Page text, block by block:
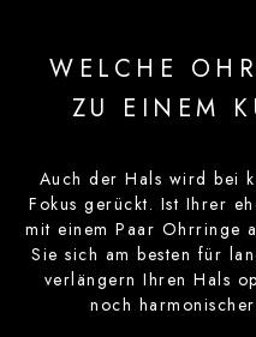
WELCHE
ZU EINEM
Auch der Hals wird bei
Fokus gerückt. Ist Ihrer
mit einem Paar Ohrringe
Sie sich am besten für
verlängern Ihren Hals
noch